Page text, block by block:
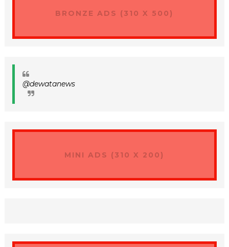
BRONZE ADS (310 X 500)
@dewatanews
MINI ADS (310 X 200)